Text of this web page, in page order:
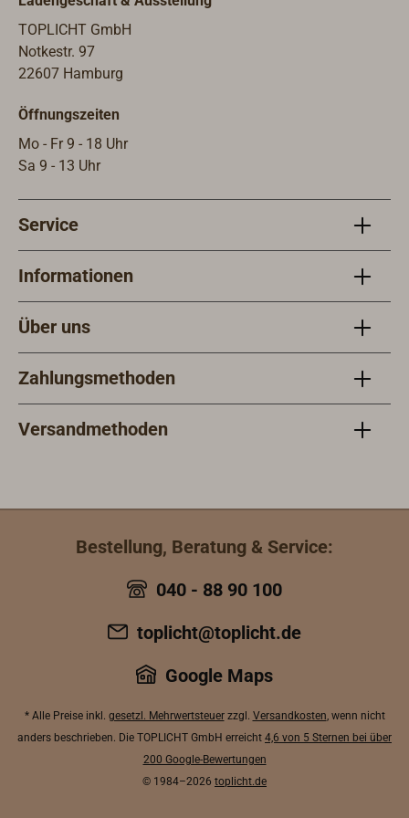
TOPLICHT GmbH
Notkestr. 97
22607 Hamburg
Öffnungszeiten
Mo - Fr 9 - 18 Uhr
Sa 9 - 13 Uhr
Service
Informationen
Über uns
Zahlungsmethoden
Versandmethoden
Bestellung, Beratung & Service:
040 - 88 90 100
toplicht@toplicht.de
Google Maps
* Alle Preise inkl. gesetzl. Mehrwertsteuerzzgl. Versandkosten, wenn nicht
anders beschrieben. Die TOPLICHT GmbH erreicht 4,6 von 5 Sternen bei über
200 Google-Bewertungen
© 1984–2026 toplicht.de